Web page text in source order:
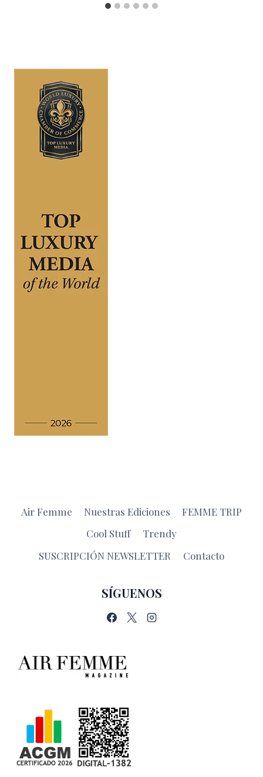
Air Femme Nuestras Ediciones
FEMME TRIP
Cool Stuff
Trendy
SUSCRIPCIÓN NEWSLETTER
Contacto
SÍGUENOS